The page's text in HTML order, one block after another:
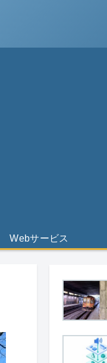
Webサービス